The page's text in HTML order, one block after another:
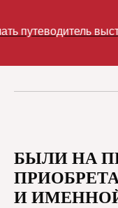
выставки
БЫЛИ НА
И